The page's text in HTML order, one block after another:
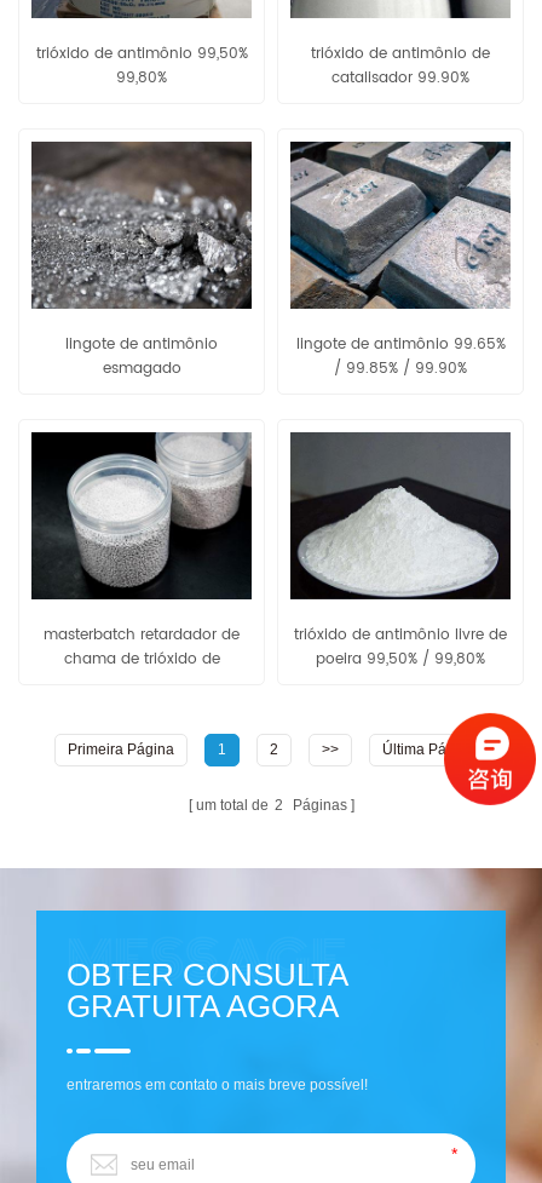
trióxido de antimônio 99,50%
99,80%
trióxido de antimônio de
catalisador 99.90%
lingote de antimônio
esmagado
lingote de antimônio 99.65%
/ 99.85% / 99.90%
masterbatch retardador de
chama de trióxido de
trióxido de antimônio livre de
poeira 99,50% / 99,80%
Primeira Página 1 2 >> Última Página
um total de 2 Páginas
OBTER CONSULTA
GRATUITA AGORA
entraremos em contato o mais breve possível!